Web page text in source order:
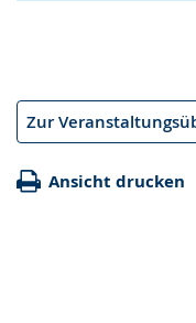
Zur
Ansicht drucken